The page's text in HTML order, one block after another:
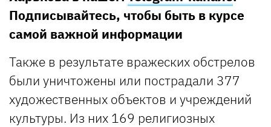
Подписывайтесь, чтобы быть в курсе
самой важной информации
Также в результате вражеских обстрелов
были уничтожены или пострадали 377
художественных объектов и учреждений
культуры. Из них 169 религиозных